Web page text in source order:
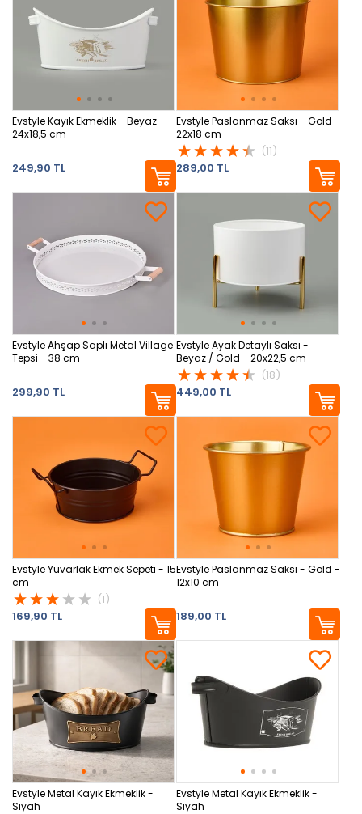
Evstyle Kayık Ekmeklik - Beyaz -
24x18,5 cm
249,90 TL
Evstyle Paslanmaz Saksı - Gold -
22x18 cm
(11)
289,00 TL
Evstyle Ahşap Saplı Metal Village
Tepsi - 38 cm
299,90 TL
Evstyle Ayak Detaylı Saksı -
Beyaz / Gold - 20x22,5 cm
(18)
449,00 TL
Evstyle Yuvarlak Ekmek Sepeti - 15
cm
(1)
169,90 TL
Evstyle Paslanmaz Saksı - Gold -
12x10 cm
189,00 TL
Evstyle Metal Kayık Ekmeklik -
Siyah
Evstyle Metal Kayık Ekmeklik -
Siyah